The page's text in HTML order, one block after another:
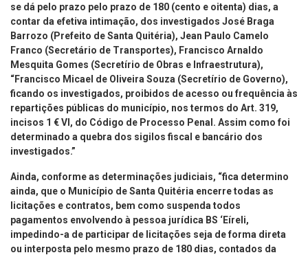
se dá pelo prazo pelo prazo de 180 (cento e oitenta) dias, a
contar da efetiva intimação, dos investigados José Braga
Barrozo (Prefeito de Santa Quitéria), Jean Paulo Camelo
Franco (Secretário de Transportes), Francisco Arnaldo
Mesquita Gomes (Secretírio de Obras e Infraestrutura),
“Francisco Micael de Oliveira Souza (Secretírio de Governo),
ficando os investigados, proibidos de acesso ou frequência às
repartições públicas do município, nos termos do Art. 319,
incisos 1 € VI, do Código de Processo Penal. Assim como foi
determinado a quebra dos sigilos fiscal e bancário dos
investigados.”
Ainda, conforme as determinações judiciais, “fica determino
ainda, que o Município de Santa Quitéria encerre todas as
licitações e contratos, bem como suspenda todos
pagamentos envolvendo à pessoa jurídica BS ‘Eíreli,
impedindo-a de participar de licitações seja de forma direta
ou interposta pelo mesmo prazo de 180 dias, contados da